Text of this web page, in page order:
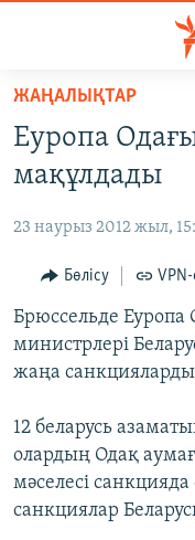
Skip
main
content
to
Navigation
Skip
to
Search
САЯСАТ
AZATTYQTV
ҚАҢТАР ОҚИҒАСЫ
АДАМ ҚҰҚЫҚТАРЫ
ӘЛЕУМЕТ
ӘЛЕМ
Русский
ЖАЗЫЛЫҢЫЗ
ЖАҢАЛЫҚТАР
Еуропа
мақұлдады
23 наурыз 2012 жыл,
Бөлісу VPN-
Брюссельде Еуропа
министрлері
жаңа
12 беларусь
олардың Одақ
мәселесі
санкциялар